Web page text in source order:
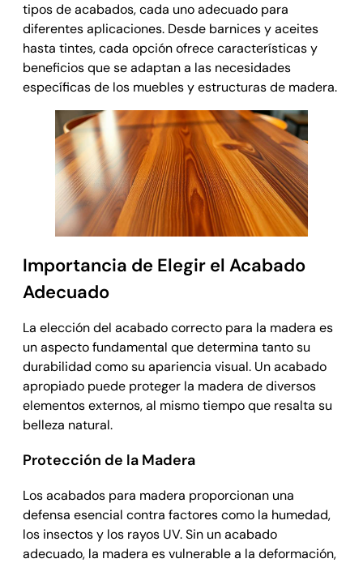
tipos de acabados, cada uno adecuado para
diferentes aplicaciones. Desde barnices y aceites
hasta tintes, cada opción ofrece características y
beneficios que se adaptan a las necesidades
específicas de los muebles y estructuras de madera.
Importancia de Elegir el Acabado
Adecuado
La elección del acabado correcto para la madera es
un aspecto fundamental que determina tanto su
durabilidad como su apariencia visual. Un acabado
apropiado puede proteger la madera de diversos
elementos externos, al mismo tiempo que resalta su
belleza natural.
Protección de la Madera
Los acabados para madera proporcionan una
defensa esencial contra factores como la humedad,
los insectos y los rayos UV. Sin un acabado
adecuado, la madera es vulnerable a la deformación,